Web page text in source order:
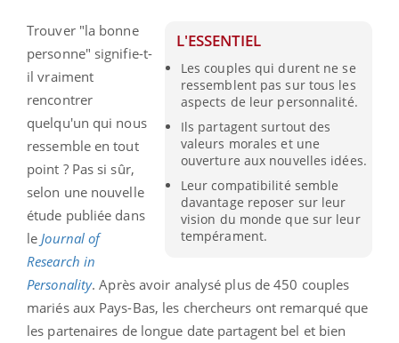
L'ESSENTIEL
Les couples qui durent ne se
ressemblent pas sur tous les
aspects de leur personnalité.
Ils partagent surtout des
valeurs morales et une
ouverture aux nouvelles idées.
Leur compatibilité semble
davantage reposer sur leur
vision du monde que sur leur
tempérament.
Trouver "la bonne
personne" signifie-t-
il vraiment
rencontrer
quelqu'un qui nous
ressemble en tout
point ? Pas si sûr,
selon une nouvelle
étude publiée dans
le Journal of
Research in
Personality. Après avoir analysé plus de 450 couples
mariés aux Pays-Bas, les chercheurs ont remarqué que
les partenaires de longue date partagent bel et bien